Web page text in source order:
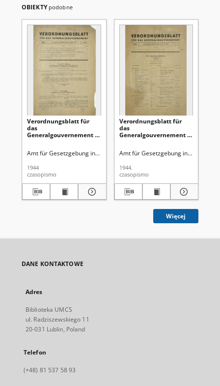
OBIEKTY podobne
Verordnungsblatt für
das
Generalgouvernement /
Regierung des
1944, Nr 3 (31 Januar)
Amt für Gesetzgebung in der Regierung des Generalgouverneurs
1944
czasopismo
Verordnungsblatt für
das
Generalgouvernement /
Regierung des
1944, Nr 2 (27 Januar)
Amt für Gesetzgebung in der
1944.
czasopismo
Więcej
DANE KONTAKTOWE
Adres
Biblioteka UMCS
ul. Radziszewskiego 11
20-031 Lublin, Poland
Telefon
(+48) 81 537 58 93